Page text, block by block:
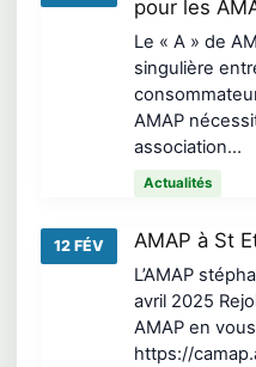
pour les
Le « A » de
singulière
AMAP
association…
Actualités
12 FÉV AMAP à St
L’AMAP
avril 2025
AMAP en
https://